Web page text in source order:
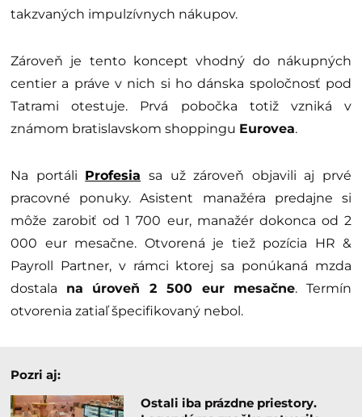
takzvaných impulzívnych nákupov.
Zároveň je tento koncept vhodný do nákupných
centier a práve v nich si ho dánska spoločnosť pod
Tatrami otestuje. Prvá pobočka totiž vzniká v
známom bratislavskom shoppingu Eurovea.
Na portáli Profesia sa už zároveň objavili aj prvé
pracovné ponuky. Asistent manažéra predajne si
môže zarobiť od 1 700 eur, manažér dokonca od 2
000 eur mesačne. Otvorená je tiež pozícia HR &
Payroll Partner, v rámci ktorej sa ponúkaná mzda
dostala na úroveň 2 500 eur mesačne. Termín
otvorenia zatiaľ špecifikovaný nebol.
Pozri aj:
Ostali iba prázdne priestory.